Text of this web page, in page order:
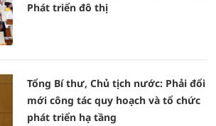
Phát triển đô thị
Tổng Bí thư, Chủ tịch nước: Phải đổi
mới công tác quy hoạch và tổ chức
phát triển hạ tầng